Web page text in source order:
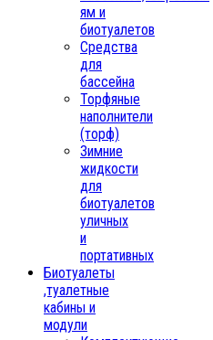
ям и
биотуалетов
Средства
для
бассейна
Торфяные
наполнители
(торф)
Зимние
жидкости
для
биотуалетов
уличных
и
портативных
Биотуалеты
,туалетные
кабины и
модули